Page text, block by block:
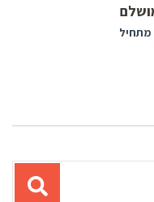
מתחיל